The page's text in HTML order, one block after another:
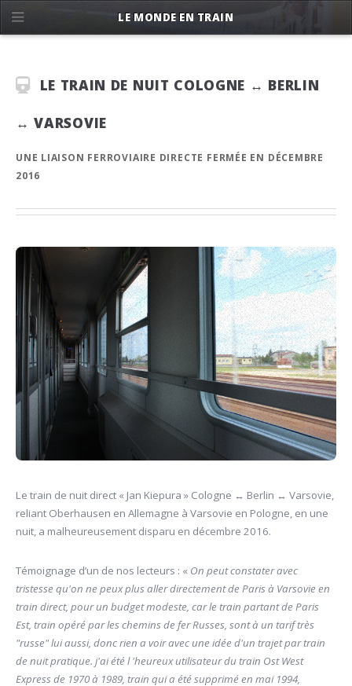
LE TRAIN DE NUIT COLOGNE ↔ BERLIN
↔ VARSOVIE
UNE LIAISON FERROVIAIRE DIRECTE FERMÉE EN DÉCEMBRE
2016
Le train de nuit direct « Jan Kiepura » Cologne ↔ Berlin ↔ Varsovie,
reliant Oberhausen en Allemagne à Varsovie en Pologne, en une
nuit, a malheureusement disparu en décembre 2016.
Témoignage d’un de nos lecteurs : « On peut constater avec
tristesse qu'on ne peux plus aller directement de Paris à Varsovie en
train direct, pour un budget modeste, car le train partant de Paris
Est, train opéré par les chemins de fer Russes, sont à un tarif très
"russe" lui aussi, donc rien a voir avec une idée d'un trajet par train
de nuit pratique. j'ai été l 'heureux utilisateur du train Ost West
Express de 1970 à 1989, train qui a été supprimé en mai 1994,
LE MONDE EN TRAIN